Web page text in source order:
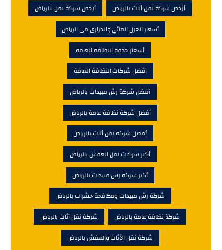
أرخص شركة نقل أثاث بالرياض
أرخص شركة نقل بالرياض
أسعار العزل المائي والحرارى فى الرياض
أسعار خدمه النظافة العامة
أفضل شركات النظافة العامة
أفضل شركة رش مبيدات بالرياض
أفضل شركة نظافة عامة بالرياض
أفضل شركة نقل أثاث بالرياض
أكبر شركات نقل العفش بالرياض
أكبر شركة رش مبيدات بالرياض
شركة رش مبيدات ومكافحة حشرات بالرياض
شركة نظافة عامة بالرياض
شركة نقل أثاث بالرياض
شركة نقل الأثاث والعفش بالرياض